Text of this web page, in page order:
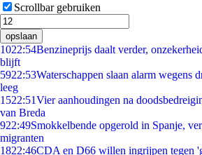
Scrollbar gebruiken
opslaan
1022:54Benzineprijs daalt verder,
blijft
5922:53Waterschappen slaan alarm wegens
leeg
1522:51Vier aanhoudingen na
van Breda
922:49Smokkelbende opgerold in Spanje,
migranten
1822:46CDA en D66 willen ingrijpen tegen